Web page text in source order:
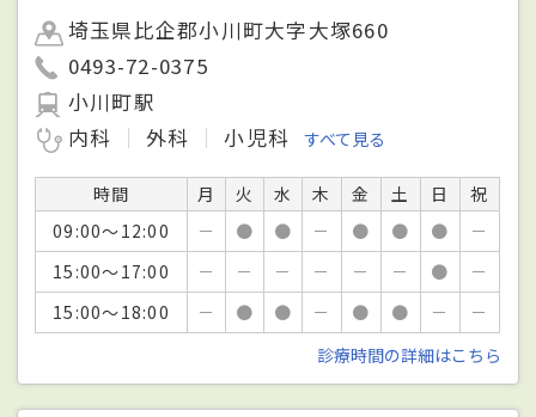
埼玉県比企郡小川町大字大塚660
0493-72-0375
小川町駅
内科
外科 小児科 すべて見る
時間 月 火 水 木 金 土 日
祝
09:00～12:00
－ ● ● － ● ● ●
－
15:00～17:00
－ － － － － － ●
－
15:00～18:00
－ ● ● － ● ● －
－
診療時間の詳細はこちら